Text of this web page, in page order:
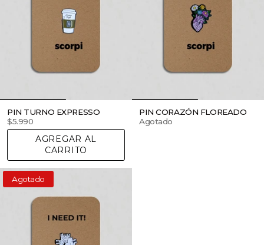
PIN TURNO EXPRESSO
$5.990
AGREGAR AL
CARRITO
PIN CORAZÓN FLOREADO
Agotado
Agotado